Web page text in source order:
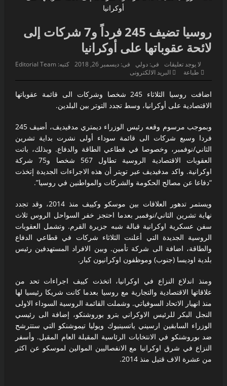
اعتقال مسلح قرب ملعب ترامب للغولف في كاليفورنيا قبل
لحظة لا تتكرر إلا مرة واحدة في العمر… فوق مياه المحيط الهادئ
“فيفا” يتراجع تحت ضغط العالم… وإنفانتينو يواجه إحدى أكبر
هزائمه السياسية
فرنسا تخرج ببطء من قلب الجحيم… لكن الخطر لا يزال مشتعلاً
اليابان تكسر أحد أكبر محرمات ما بعد الحرب العالمية الثانية…
ثورة استخباراتية تعيد رسم موازين القوة في آسيا
زلزال بقوة ٧٫١ درجات يهزّ اليابان.. إنذار تسونامي وانهيارات
وإجلاء مئات الآلاف في كيوشو
الانتصار في سباق المجر
روسيا تضيف 245 فرداً و7 شركات إلى
لائحة عقوباتها على أوكرانيا
كتبه: Editorial Team فى:ديسمبر 26, 2018 فى:دولي
لا يوجد تعليقات
طباعة
البريد الالكترونى
اضافت روسيا الثلاثاء 245 شخصا وشركات الى قائمة عقوباتها
الاقتصادية على أوكرانيا، وسط تجدد التوتر بين البلدين.
وبموجب مرسوم وقعه رئيس الوزراء ديمتري مدفيديف، أضيف 245
فردا وسبع شركات الى قائمة سوداء أولى نشرت بداية تشرين
الثاني/نوفمبر، وخصوصا في قطاعي الطاقة والدفاع. وبذلك، باتت
العقوبات الاقتصادية الروسية تطاول 567 شخصا و75 شركة
اوكرانية. واكد مدفيديف عبر تويتر أن هذه الاجراءات الجديدة إتخذت
“دفاعا عن مصالح الحكومة والشركات والمواطنين في روسيا”.
ويستمر تدهور العلاقات بين موسكو وكييف منذ 2014، وقد تجدد
نهاية تشرين الثاني/نوفمبر بعدما احتجز خفر السواحل الروس ثلاث
سفن عسكرية اوكرانية قبالة شبه جزيرة القرم. وتشمل العقوبات
الروسية الجديدة التي أعلنت الثلاثاء شركات في قطاعي الدفاع
والطاقة، اضافة الى شركة تأمين. وبين الافراد المستهدفين رئيس
بلدية اوديسا (جنوب) وموظفون اوكرانيون كبار.
ومنذ اندلاع النزاع في اوكرانيا، اتخذت كييف اجراءات تحد من
علاقاتها الاقتصادية والتجارية مع روسيا بعدما كانت شريكا رئيسيا لها
منذ انهيار الاتحاد السوفياتي. وشملت القائمة الروسية السوداء الاولى
النجل البكر للرئيس الاوكراني بترو بوروشنكو، إضافة الى رئيسي
الوزراء السابقين ارسيني ياتسينيوك ويوليا تيموشنكو التي ستترشح
ضد بوروشنكو في الانتخابات الرئاسية المقبلة العام المقبل. وأسفر
النزاع في شرق اوكرانيا مع الانفصاليين الموالين لموسكو عن اكثر
من عشرة الاف قتيل منذ 2014.